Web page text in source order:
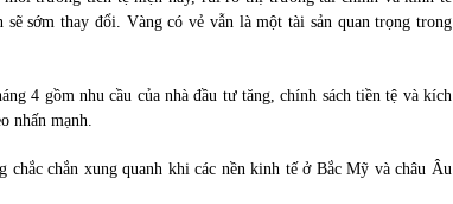
sớm thay đổi. Vàng có vẻ vẫn là một tài sản quan trọng trong
4 gồm nhu cầu của nhà đầu tư tăng, chính sách tiền tệ và kích
nhấn mạnh.
chắn xung quanh khi các nền kinh tế ở Bắc Mỹ và châu Âu